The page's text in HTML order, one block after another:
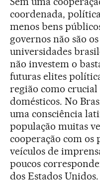
coordenada,
menos bens
governos não são
universidades
não investem o
futuras elites
região como
domésticos. No
uma consciência
população muitas
cooperação com os
veículos de
poucos
dos Estados Unidos.